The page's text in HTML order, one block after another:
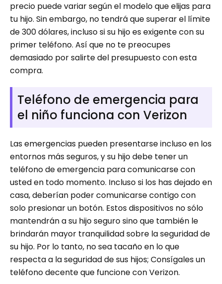
precio puede variar según el modelo que elijas para
tu hijo. Sin embargo, no tendrá que superar el límite
de 300 dólares, incluso si su hijo es exigente con su
primer teléfono. Así que no te preocupes
demasiado por salirte del presupuesto con esta
compra.
Teléfono de emergencia para
el niño funciona con Verizon
Las emergencias pueden presentarse incluso en los
entornos más seguros, y su hijo debe tener un
teléfono de emergencia para comunicarse con
usted en todo momento. Incluso si los has dejado en
casa, deberían poder comunicarse contigo con
solo presionar un botón. Estos dispositivos no sólo
mantendrán a su hijo seguro sino que también le
brindarán mayor tranquilidad sobre la seguridad de
su hijo. Por lo tanto, no sea tacaño en lo que
respecta a la seguridad de sus hijos; Consígales un
teléfono decente que funcione con Verizon.